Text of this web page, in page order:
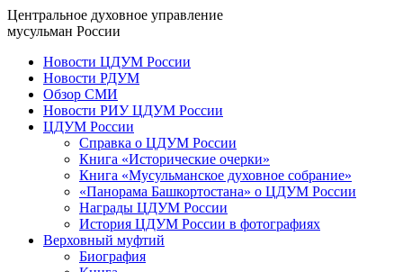
Центральное духовное управление
мусульман России
Новости ЦДУМ России
Новости РДУМ
Обзор СМИ
Новости РИУ ЦДУМ России
ЦДУМ России
Справка о ЦДУМ России
Книга «Исторические очерки»
Книга «Мусульманское духовное собрание»
«Панорама Башкортостана» о ЦДУМ России
Награды ЦДУМ России
История ЦДУМ России в фотографиях
Верховный муфтий
Биография